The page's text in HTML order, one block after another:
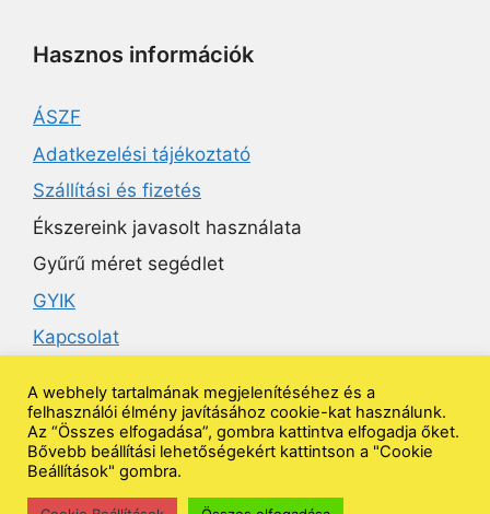
Hasznos információk
ÁSZF
Adatkezelési tájékoztató
Szállítási és fizetés
Ékszereink javasolt használata
Gyűrű méret segédlet
GYIK
Kapcsolat
Ékszeruniverzum
Kövess minket
A webhely tartalmának megjelenítéséhez és a
felhasználói élmény javításához cookie-kat használunk.
Az “Összes elfogadása”, gombra kattintva elfogadja őket.
Bővebb beállítási lehetőségekért kattintson a "Cookie
Beállítások" gombra.